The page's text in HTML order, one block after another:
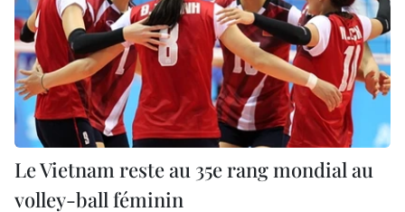
Le Vietnam reste au 35e rang mondial au
volley-ball féminin